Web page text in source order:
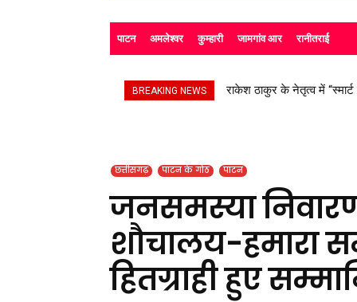
पाटन अमलेश्वर कुम्हारी जामगांव आर रानीतराई
BREAKING NEWS राकेश ठाकुर के नेतृत्व में “स्मार्ट
सड़क हादसे के बाद उपचाररत
छत्तीसगढ़ पाटन के गोठ पाटन
जनसमस्या निवारण
शौचालय-हमारा
हितग्राही हुए